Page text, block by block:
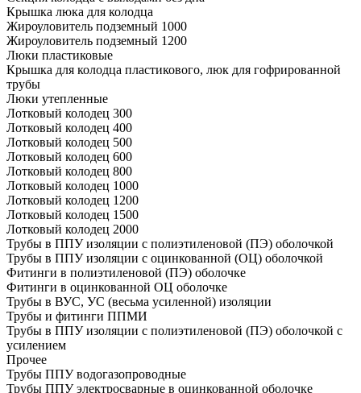
Крышка люка для колодца
Жироуловитель подземный 1000
Жироуловитель подземный 1200
Люки пластиковые
Крышка для колодца пластикового, люк для гофрированной
трубы
Люки утепленные
Лотковый колодец 300
Лотковый колодец 400
Лотковый колодец 500
Лотковый колодец 600
Лотковый колодец 800
Лотковый колодец 1000
Лотковый колодец 1200
Лотковый колодец 1500
Лотковый колодец 2000
Трубы в ППУ изоляции с полиэтиленовой (ПЭ) оболочкой
Трубы в ППУ изоляции с оцинкованной (ОЦ) оболочкой
Фитинги в полиэтиленовой (ПЭ) оболочке
Фитинги в оцинкованной ОЦ оболочке
Трубы в ВУС, УС (весьма усиленной) изоляции
Трубы и фитинги ППМИ
Трубы в ППУ изоляции с полиэтиленовой (ПЭ) оболочкой с
усилением
Прочее
Трубы ППУ водогазопроводные
Трубы ППУ электросварные в оцинкованной оболочке